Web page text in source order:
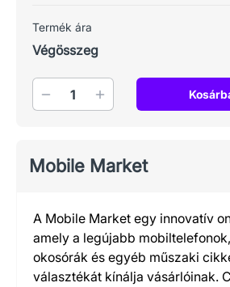
Termék ára
Végösszeg
Mennyiség
Mobile Market
A Mobile Market egy innovatív
amely a legújabb
okosórák és egyéb műszaki
választékát kínálja vásárlóinak.